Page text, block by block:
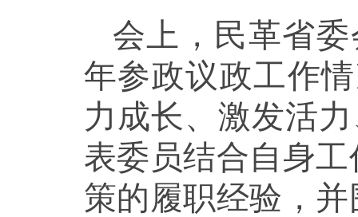
会上，民革省
年参政议政工作
力成长、激发活
表委员结合自身
策的履职经验，